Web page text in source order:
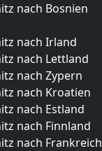
nach Bosnien
nach Irland
nach Lettland
nach Zypern
nach Kroatien
nach Estland
nach Finnland
nach Frankreich